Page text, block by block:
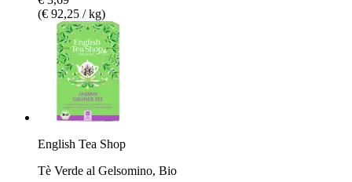
(€ 92,25 / kg)
English Tea Shop
Tè Verde al Gelsomino, Bio